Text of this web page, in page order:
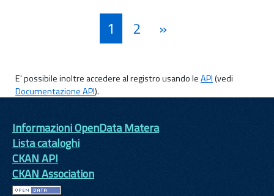
1 2 »
E' possibile inoltre accedere al registro usando leAPI(vedi
Documentazione API).
Informazioni OpenData Matera
Lista cataloghi
CKAN API
CKAN Association